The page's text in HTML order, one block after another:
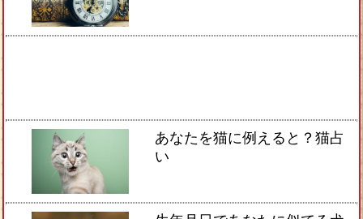
あなたを猫に例えると？猫占
い